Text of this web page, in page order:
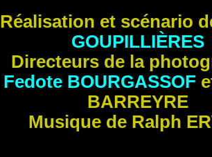
Réalisation et scénario
GOUPILLIÈRES
Directeurs de la
Fedote BOURGASSOF
BARREYRE
Musique de Ralph